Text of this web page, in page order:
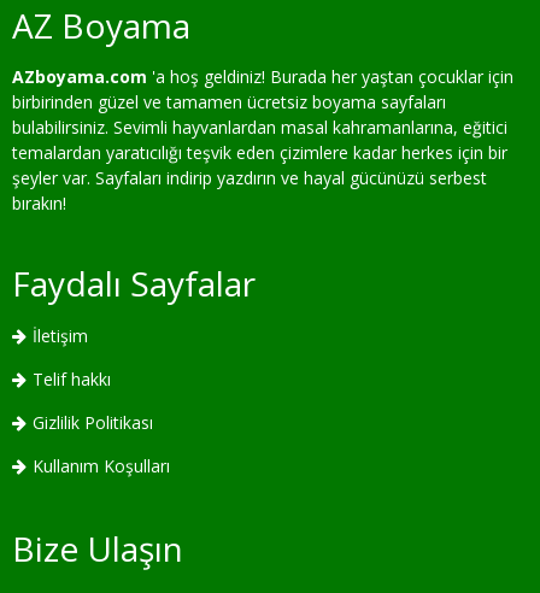
AZ Boyama
AZboyama.com 'a hoş geldiniz! Burada her yaştan çocuklar için
birbirinden güzel ve tamamen ücretsiz boyama sayfaları
bulabilirsiniz. Sevimli hayvanlardan masal kahramanlarına, eğitici
temalardan yaratıcılığı teşvik eden çizimlere kadar herkes için bir
şeyler var. Sayfaları indirip yazdırın ve hayal gücünüzü serbest
bırakın!
Faydalı Sayfalar
İletişim
Telif hakkı
Gizlilik Politikası
Kullanım Koşulları
Bize Ulaşın